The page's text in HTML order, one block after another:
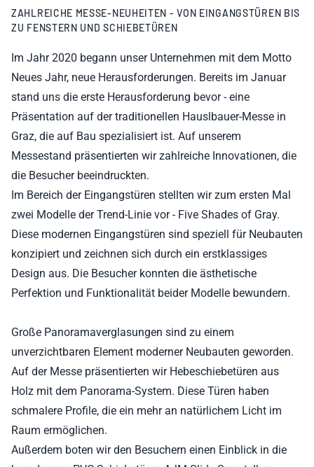
ZAHLREICHE MESSE-NEUHEITEN - VON EINGANGSTÜREN BIS
ZU FENSTERN UND SCHIEBETÜREN
Im Jahr 2020 begann unser Unternehmen mit dem Motto
Neues Jahr, neue Herausforderungen. Bereits im Januar
stand uns die erste Herausforderung bevor - eine
Präsentation auf der traditionellen Hauslbauer-Messe in
Graz, die auf Bau spezialisiert ist. Auf unserem
Messestand präsentierten wir zahlreiche Innovationen, die
die Besucher beeindruckten.
Im Bereich der Eingangstüren stellten wir zum ersten Mal
zwei Modelle der Trend-Linie vor - Five Shades of Gray.
Diese modernen Eingangstüren sind speziell für Neubauten
konzipiert und zeichnen sich durch ein erstklassiges
Design aus. Die Besucher konnten die ästhetische
Perfektion und Funktionalität beider Modelle bewundern.
Große Panoramaverglasungen sind zu einem
unverzichtbaren Element moderner Neubauten geworden.
Auf der Messe präsentierten wir Hebeschiebetüren aus
Holz mit dem Panorama-System. Diese Türen haben
schmalere Profile, die ein mehr an natürlichem Licht im
Raum ermöglichen.
Außerdem boten wir den Besuchern einen Einblick in die